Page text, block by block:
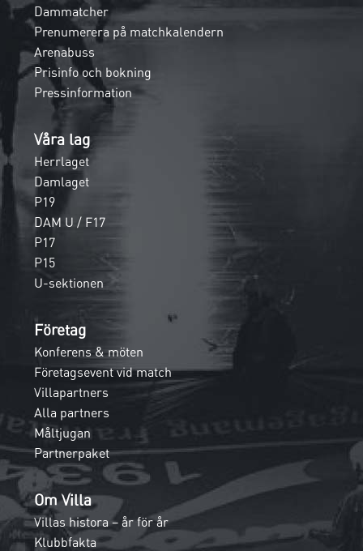
Dammatcher
Prenumerera på matchkalendern
Arenabuss
Prisinfo och bokning
Pressinformation
Våra lag
Herrlaget
Damlaget
P19
DAM U / F17
P17
P15
U-sektionen
Företag
Konferens & möten
Företagsevent vid match
Villapartners
Alla partners
Måltjugan
Partnerpaket
Om Villa
Villas histora – år för år
Klubbfakta